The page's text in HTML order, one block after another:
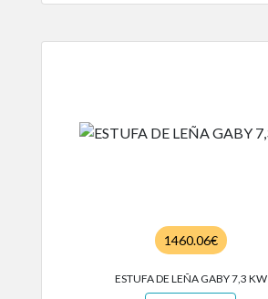
1460.06€
ESTUFA DE LEÑA GABY 7,3 KW